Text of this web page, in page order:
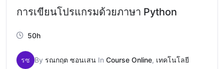
การเขียนโปรแกรมด้วยภาษา Python
50h
รซ By รณกฤต ซอนเสน In Course Online, เทคโนโลยี